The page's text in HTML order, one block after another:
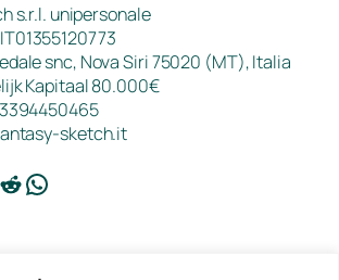
s.r.l. unipersonale
snc, Nova Siri 75020 (MT), Italia
Kapitaal 80.000€
sketch.it
Reddit WhatsApp